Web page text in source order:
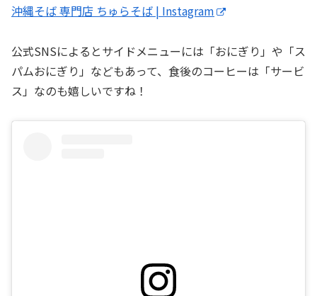
沖縄そば 専門店 ちゅらそば | Instagram
公式SNSによるとサイドメニューには「おにぎり」や「ス
パムおにぎり」などもあって、食後のコーヒーは「サービ
ス」なのも嬉しいですね！